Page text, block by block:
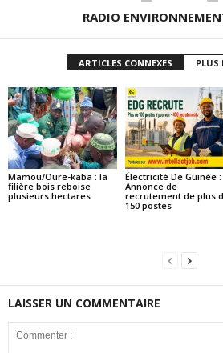
RADIO
ARTICLES CONNEXES PLUS
Mamou/Oure-kaba : la
filière bois reboise
plusieurs hectares
Électricité De Guinée :
Annonce de
recrutement de plus
150 postes
LAISSER UN COMMENTAIRE